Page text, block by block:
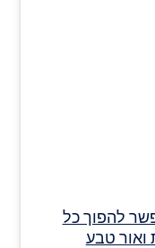
להפוך כל
ואור טבע